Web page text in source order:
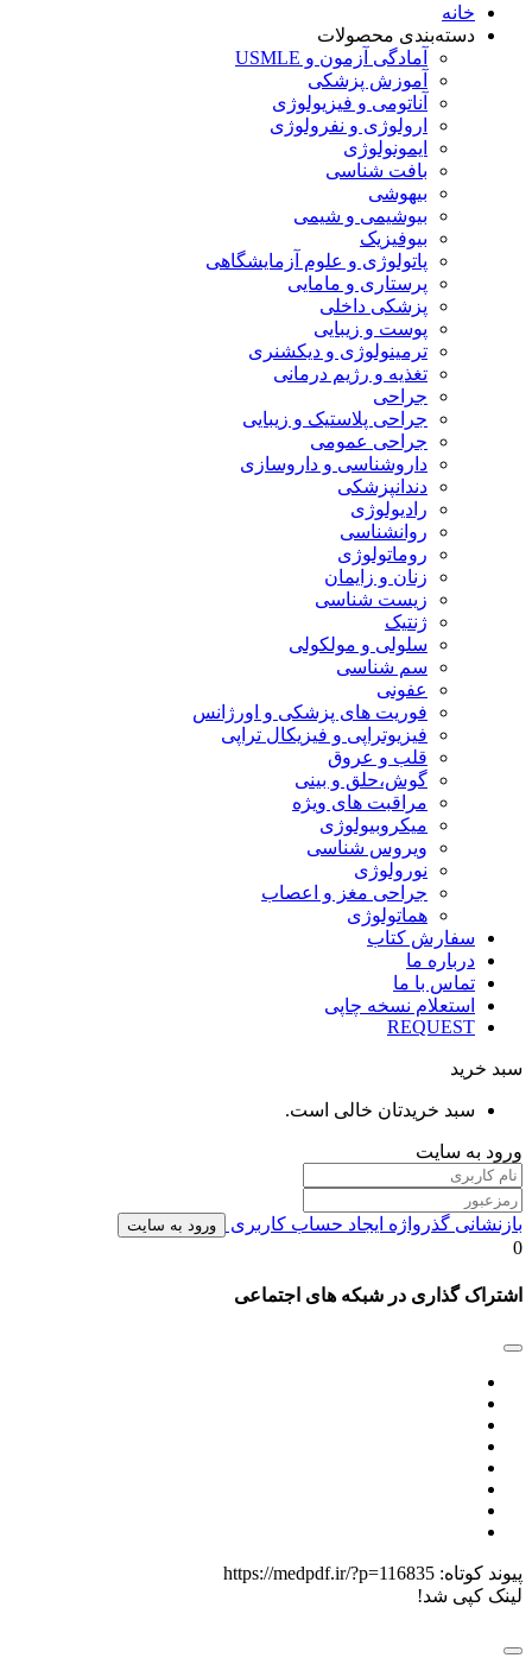
خانه
دسته‌بندی محصولات
آمادگی آزمون و USMLE
آموزش پزشکی
آناتومی و فیزیولوژی
ارولوژی و نفرولوژی
ایمونولوژی
بافت شناسی
بیهوشی
بیوشیمی و شیمی
بیوفیزیک
پاتولوژی و علوم آزمایشگاهی
پرستاری و مامایی
پزشکی داخلی
پوست و زیبایی
ترمینولوژی و دیکشنری
تغذیه و رژیم درمانی
جراحی
جراحی پلاستیک و زیبایی
جراحی عمومی
داروشناسی و داروسازی
دندانپزشکی
رادیولوژی
روانشناسی
روماتولوژی
زنان و زایمان
زیست شناسی
ژنتیک
سلولی و مولکولی
سم شناسی
عفونی
فوریت های پزشکی و اورژانس
فیزیوتراپی و فیزیکال تراپی
قلب و عروق
گوش،حلق و بینی
مراقبت های ویژه
میکروبیولوژی
ویروس شناسی
نورولوژی
جراحی مغز و اعصاب
هماتولوژی
سفارش کتاب
درباره ما
تماس با ما
استعلام نسخه چاپی
REQUEST
سبد خرید
سبد خریدتان خالی است.
ورود به سایت
بازنشانی گذرواژه ایجاد حساب کاربری ورود به سایت
0
اشتراک گذاری در شبکه های اجتماعی
پیوند کوتاه: https://medpdf.ir/?p=116835
لینک کپی شد!